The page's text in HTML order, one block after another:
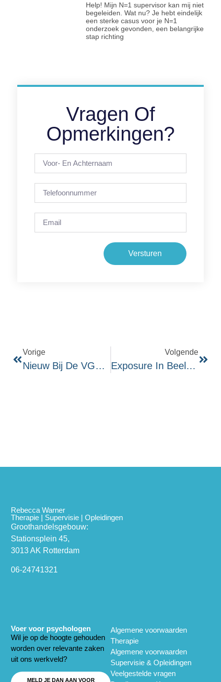
Help! Mijn N=1 supervisor kan mij niet
begeleiden. Wat nu? Je hebt eindelijk
een sterke casus voor je N=1
onderzoek gevonden, een belangrijke
stap richting
Vragen Of
Opmerkingen?
Versturen
Vorige
Nieuw Bij De VGCt: Praktijktoetsen
Volgende
Exposure In Beeld: Hoe Pas Je Het Effectief Toe?
Rebecca Warner
Therapie | Supervisie | Opleidingen
Groothandelsgebouw:
Stationsplein 45,
3013 AK Rotterdam
06-24741321
Algemene voorwaarden
Therapie
Algemene voorwaarden
Supervisie & Opleidingen
Veelgestelde vragen
Voer voor psychologen
Wil je op de hoogte gehouden
worden over relevante zaken
uit ons werkveld?
MELD JE DAN AAN VOOR